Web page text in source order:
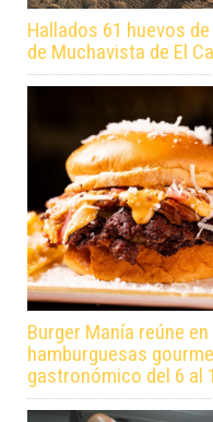
Hallados 61 huevos
de Muchavista de El
Burger Manía reúne
hamburguesas
gastronómico del 6 al